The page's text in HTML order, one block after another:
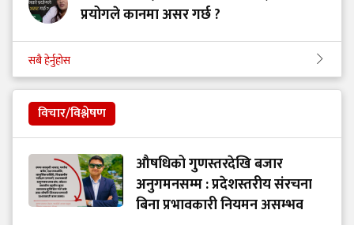
प्रयोगले कानमा असर गर्छ ?
सबै हेर्नुहोस
विचार/विश्लेषण
औषधिको गुणस्तरदेखि बजार
अनुगमनसम्म : प्रदेशस्तरीय संरचना
बिना प्रभावकारी नियमन असम्भव